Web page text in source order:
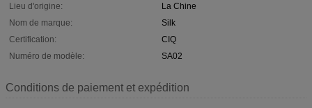
Lieu d'origine:
La Chine
Nom de marque:
Silk
Certification:
CIQ
Numéro de modèle:
SA02
Conditions de paiement et expédition